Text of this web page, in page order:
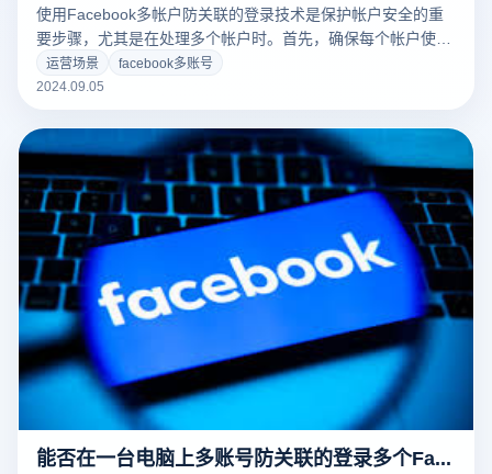
使用Facebook多帐户防关联的登录技术是保护帐户安全的重
要步骤，尤其是在处理多个帐户时。首先，确保每个帐户使用
不同的浏览器或浏览器环境变量，这有助于防止同一设备上的
多个帐户被识别。其次，使用虚拟专用网络（VPN）或者代理
服务器隐藏真实的IP地址，从而降低与IP地址关联联的风险。
同时，定期清除浏览器缓存和cookies可以防止跟踪数据的积
累。此外，保持每个账户的活动和个人信息单独，防止多个账
户同时登录同一设备，也有利于保护账户的安全。
运营场景
facebook多账号
2024.09.05
能否在一台电脑上多账号防关联的登录多个Facebook?